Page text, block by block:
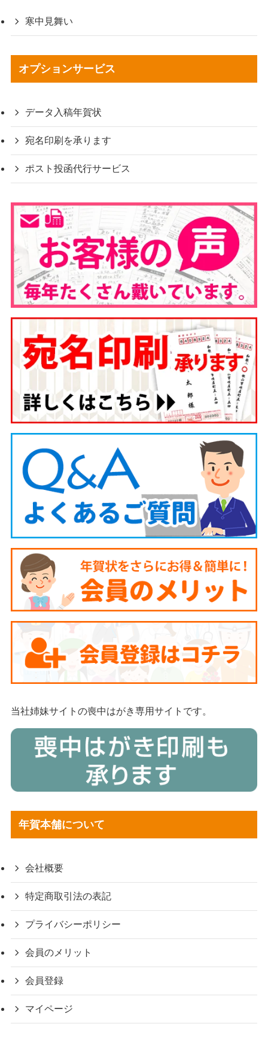
寒中見舞い
オプションサービス
データ入稿年賀状
宛名印刷を承ります
ポスト投函代行サービス
当社姉妹サイトの喪中はがき専用サイトです。
年賀本舗について
会社概要
特定商取引法の表記
プライバシーポリシー
会員のメリット
会員登録
マイページ